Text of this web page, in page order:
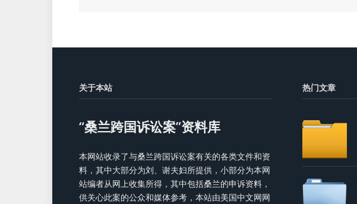
关于本站
“桑兰跨国诉讼案”资料库
本网站收录了与桑兰跨国诉讼案有关的各类文件和资
料，其中大部分为刘、谢夫妇所提供，小部分为本网
站编者从网上收集所得，其中包括桑兰的申诉资料，
供关心此案的公众和媒体参考，本站由美国中文网网
热门文章